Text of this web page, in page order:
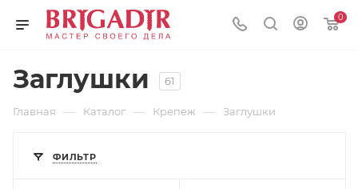
0
Заглушки 61
Главная — Каталог — Крепеж — Заглушки
ФИЛЬТР